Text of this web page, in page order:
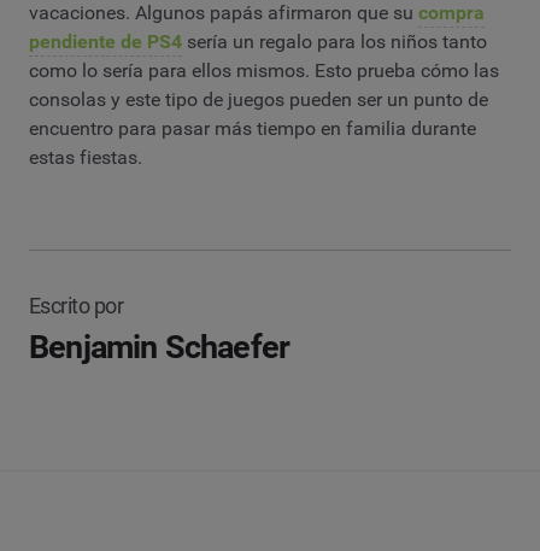
vacaciones. Algunos papás afirmaron que su compra
pendiente de PS4 sería un regalo para los niños tanto
como lo sería para ellos mismos. Esto prueba cómo las
consolas y este tipo de juegos pueden ser un punto de
encuentro para pasar más tiempo en familia durante
estas fiestas.
Escrito por
Benjamin Schaefer